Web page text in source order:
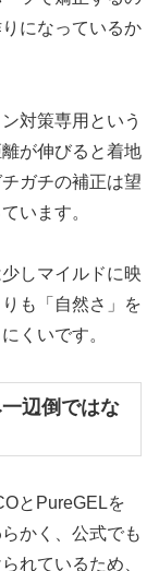
になっているか
対策専用という
が伸びると着地
ガチの補正は望
います。
しマイルドに映
も「自然さ」を
くいです。
辺倒ではな
とPureGELを
かく、公式でも
れているため、